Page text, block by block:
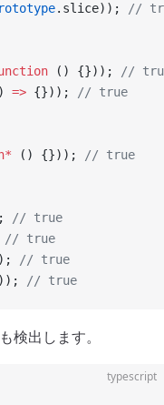
.slice)); //
() {}));
//
=> {})); // true
() {})); // true
// true
// true
// true
)); // true
検出します。
typescript